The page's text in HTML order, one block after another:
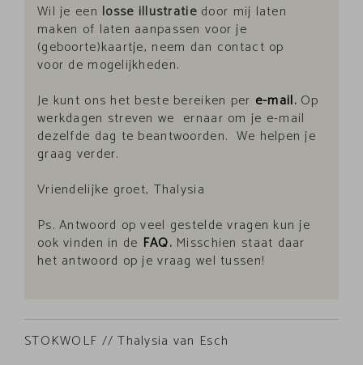
Wil je een losse illustratiedoor mij laten
maken of laten aanpassen voor je
(geboorte)kaartje, neem dan contact op
voor de mogelijkheden.
Je kunt ons het beste bereiken per e-mail.Op
werkdagen streven we ernaar om je e-mail
dezelfde dag te beantwoorden. We helpen je
graag verder.
Vriendelijke groet, Thalysia
Ps. Antwoord op veel gestelde vragen kun je
ook vinden in de FAQ.Misschien staat daar
het antwoord op je vraag wel tussen!
STOKWOLF // Thalysia van Esch